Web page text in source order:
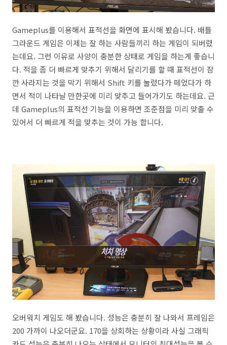
Gameplus를 이용해서 표적선을 화면에 표시해 봤습니다. 배틀
그라운드 게임은 이제는 잘 하는 사람들끼리 하는 게임이 되버렸
는데요. 그런 이유로 사양이 충분한 상태로 게임을 하는게 좋습니
다. 적을 좀 더 빠르게 맞추기 위해서 달리기를 할 때 표적선이 잠
깐 사라지는 것을 막기 위해서 Shift 키를 눌렀다가 떼었다가 하
면서 적이 나타날 만한곳에 미리 맞추고 들어가기도 하는데요. 근
데 Gameplus의 표적선 기능을 이용하면 조준점을 미리 맞출 수
있어서 더 빠르게 적을 맞추는 것이 가능 합니다.
오버워치 게임도 해 봤습니다. 성능은 충분히 잘 나와서 프레임은
200 가까이 나오더군요. 170을 상회하는 상황이라 사실 그래픽